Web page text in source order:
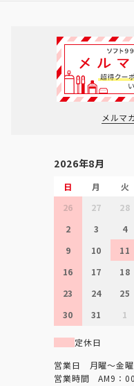
メルマ
2026年8月
日 月 火
26
27 28
2
3 4
9
10 11
16
17 18
23
24 25
30
31 1
定休日
営業日 月曜～金曜
営業時間 AM9：